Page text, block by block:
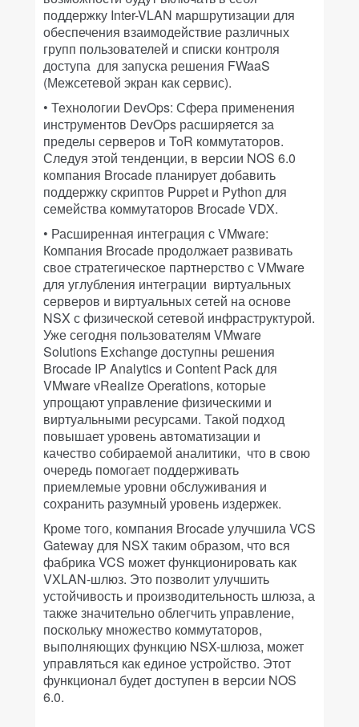
поддержку Inter-VLAN маршрутизации для
обеспечения взаимодействие различных
групп пользователей и списки контроля
доступа для запуска решения FWaaS
(Межсетевой экран как сервис).
• Технологии DevOps: Сфера применения
инструментов DevOps расширяется за
пределы серверов и ToR коммутаторов.
Следуя этой тенденции, в версии NOS 6.0
компания Brocade планирует добавить
поддержку скриптов Puppet и Python для
семейства коммутаторов Brocade VDX.
• Расширенная интеграция с VMware:
Компания Brocade продолжает развивать
свое стратегическое партнерство с VMware
для углубления интеграции виртуальных
серверов и виртуальных сетей на основе
NSX с физической сетевой инфраструктурой.
Уже сегодня пользователям VMware
Solutions Exchange доступны решения
Brocade IP Analytics и Content Pack для
VMware vRealize Operations, которые
упрощают управление физическими и
виртуальными ресурсами. Такой подход
повышает уровень автоматизации и
качество собираемой аналитики, что в свою
очередь помогает поддерживать
приемлемые уровни обслуживания и
сохранить разумный уровень издержек.
Кроме того, компания Brocade улучшила VCS
Gateway для NSX таким образом, что вся
фабрика VCS может функционировать как
VXLAN-шлюз. Это позволит улучшить
устойчивость и производительность шлюза, а
также значительно облегчить управление,
поскольку множество коммутаторов,
выполняющих функцию NSX-шлюза, может
управляться как единое устройство. Этот
функционал будет доступен в версии NOS
6.0.